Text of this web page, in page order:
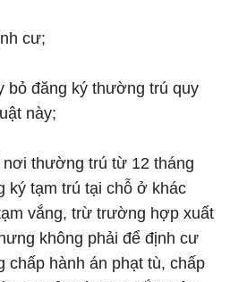
cư;
bỏ đăng ký thường trú quy
này;
thường trú từ 12 tháng
ký tạm trú tại chỗ ở khác
vắng, trừ trường hợp xuất
không phải để định cư
chấp hành án phạt tù, chấp